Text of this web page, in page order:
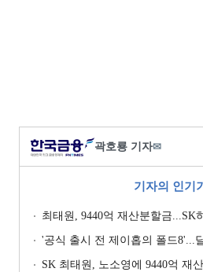
곽호룡 기자✉
기자의 인기
최태원, 9440억 재산분할금...SK
'공식 출시 전 제이홉의 폴드8'...달라진
SK 최태원, 노소영에 9440억 재